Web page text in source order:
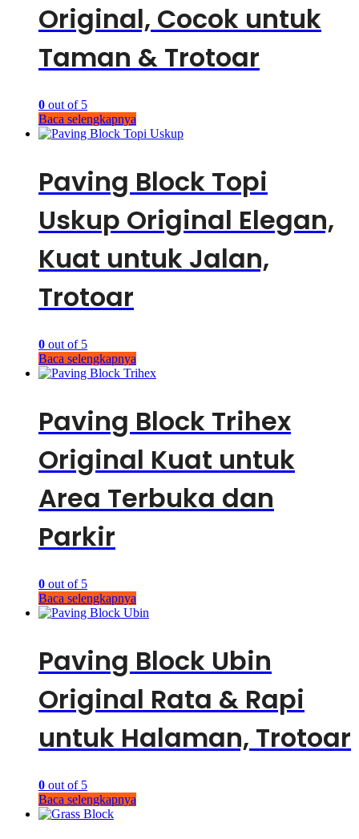
Original, Cocok untuk
Taman & Trotoar
0 out of 5
Baca selengkapnya
Paving Block Topi
Uskup Original Elegan,
Kuat untuk Jalan,
Trotoar
0 out of 5
Baca selengkapnya
Paving Block Trihex
Original Kuat untuk
Area Terbuka dan
Parkir
0 out of 5
Baca selengkapnya
Paving Block Ubin
Original Rata & Rapi
untuk Halaman, Trotoar
0 out of 5
Baca selengkapnya